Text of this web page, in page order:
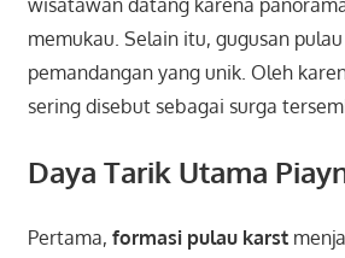
wisatawan datang karena
memukau. Selain itu, gugusan
pemandangan yang unik. Oleh
sering disebut sebagai surga
Daya Tarik Utama
Pertama, formasi pulau karst